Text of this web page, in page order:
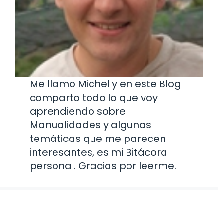
Me llamo Michel y en este Blog
comparto todo lo que voy
aprendiendo sobre
Manualidades y algunas
temáticas que me parecen
interesantes, es mi Bitácora
personal. Gracias por leerme.